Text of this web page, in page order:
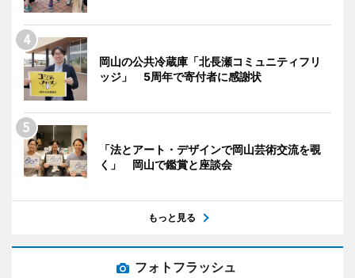
岡山の公共冷蔵庫「北長瀬コミュニティフリ
ッジ」 5周年で寄付者に感謝状
「法とアート・デザインで岡山芸術交流を覗
く」 岡山で鑑賞と座談会
もっと見る
フォトフラッシュ